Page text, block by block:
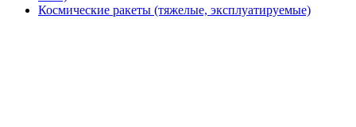
Космические ракеты (тяжелые, эксплуатируемые)